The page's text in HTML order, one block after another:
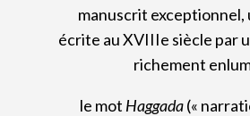
manuscrit exceptionnel,
écrite au XVIIIe siècle par
richement
le mot Haggada(«